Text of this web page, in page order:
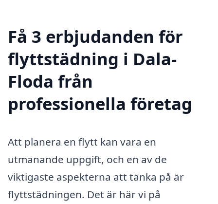
Få 3 erbjudanden för
flyttstädning i Dala-
Floda från
professionella företag
Att planera en flytt kan vara en
utmanande uppgift, och en av de
viktigaste aspekterna att tänka på är
flyttstädningen. Det är här vi på